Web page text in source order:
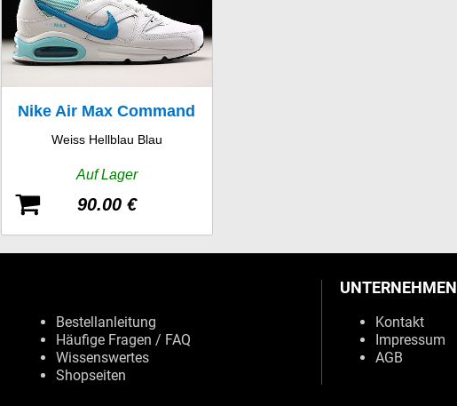
Nike Air Max Command
Leather GS
Weiss Hellblau Blau
Auf Lager
90.00 €
Bestellanleitung
Häufige Fragen / FAQ
Wissenswertes
Shopseiten
UNTERNEHMEN
Kontakt
Impressum
AGB